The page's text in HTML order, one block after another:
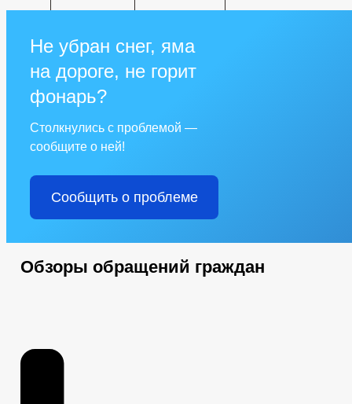
Не убран снег, яма
на дороге, не горит
фонарь?
Столкнулись с проблемой —
сообщите о ней!
Сообщить о проблеме
Обзоры обращений граждан